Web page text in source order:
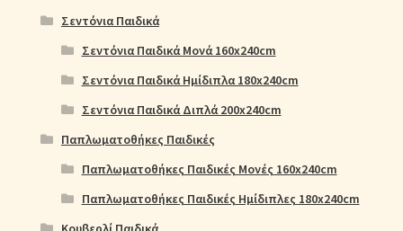
Σεντόνια Παιδικά
Σεντόνια Παιδικά Μονά 160x240cm
Σεντόνια Παιδικά Ημίδιπλα 180x240cm
Σεντόνια Παιδικά Διπλά 200x240cm
Παπλωματοθήκες Παιδικές
Παπλωματοθήκες Παιδικές Μονές 160x240cm
Παπλωματοθήκες Παιδικές Ημίδιπλες 180x240cm